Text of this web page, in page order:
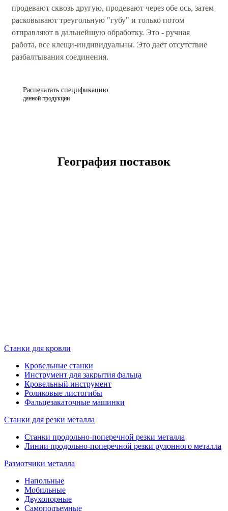
продевают сквозь другую, продевают через обе ось, затем
расковывают треугольную "губу" и только потом
отправляют в дальнейшую обработку. Это - ручная
работа, все клещи-индивидуальны. Это дает отсутствие
разбалтывания соединения.
Распечатать спецификацию
данной продукции
География поставок
Станки для кровли
Кровельные станки
Инструмент для закрытия фальца
Кровельный инструмент
Роликовые листогибы
Фальцезакаточные машинки
Станки для резки металла
Станки продольно-поперечной резки металла
Линии продольно-поперечной резки рулонного металла
Размотчики металла
Напольные
Мобильные
Двухопорные
Самоподъемные